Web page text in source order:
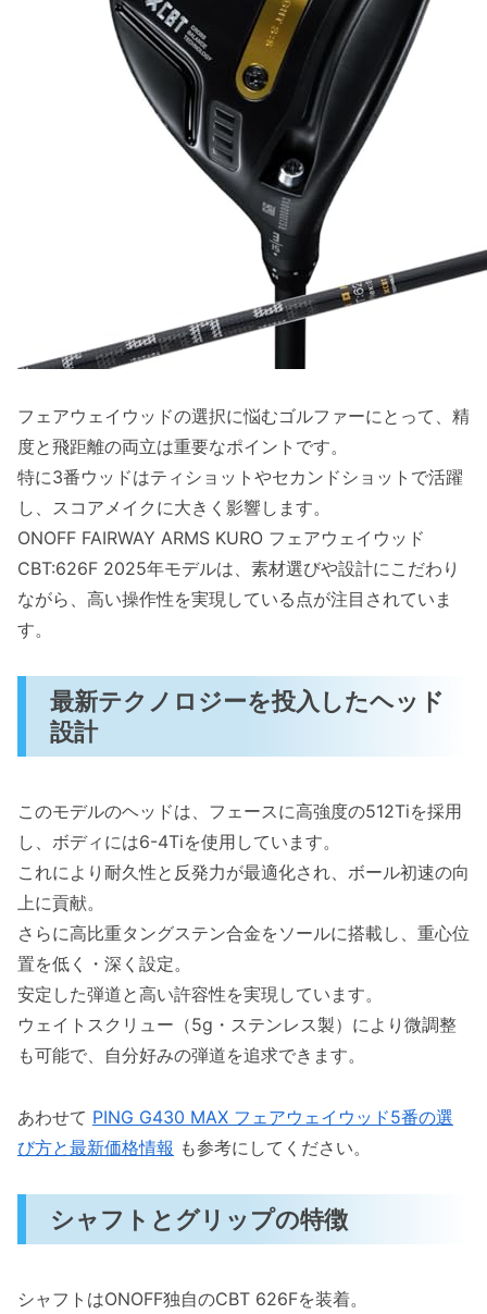
シャフト「CBT 626F」の性能と特徴
CBT 626Fシャフトの技術的特徴
悩み解消と活用シーン
まとめ：CBT 626Fシャフトはどんな人に
おすすめか？
重心設計とソールのウェイトスクリュー効果
重心設計がもたらすスイングの安定感
ウェイトスクリューの役割と調整効果
使いやすさを高めるグリップとその特徴
ONOFF GRグリップの特徴と利点
ント
実際の使用感とユーザー評価のポイント
素材と構造がもたらす高いパフォーマンス
メリット・デメリットと活用シーン
ONOFF 2025モデルの選び方とおすすめユーザ
ー層
どんなゴルファーに向いているのか？
活用シーンとまとめ
よくある質問（FAQ）とメンテナンス方法
よくある質問（FAQ）
フェアウェイウッドの選択に悩むゴルファーにとって、精
度と飛距離の両立は重要なポイントです。
特に3番ウッドはティショットやセカンドショットで活躍
し、スコアメイクに大きく影響します。
ONOFF FAIRWAY ARMS KURO フェアウェイウッド
CBT:626F 2025年モデルは、素材選びや設計にこだわり
ながら、高い操作性を実現している点が注目されていま
す。
最新テクノロジーを投入したヘッド
設計
このモデルのヘッドは、フェースに高強度の512Tiを採用
し、ボディには6-4Tiを使用しています。
これにより耐久性と反発力が最適化され、ボール初速の向
上に貢献。
さらに高比重タングステン合金をソールに搭載し、重心位
置を低く・深く設定。
安定した弾道と高い許容性を実現しています。
ウェイトスクリュー（5g・ステンレス製）により微調整
も可能で、自分好みの弾道を追求できます。
あわせて PING G430 MAX フェアウェイウッド5番の選
び方と最新価格情報 も参考にしてください。
シャフトとグリップの特徴
シャフトはONOFF独自のCBT 626Fを装着。